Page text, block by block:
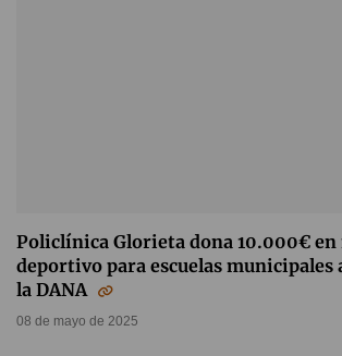
Policlínica Glorieta dona 10.000€
deportivo para escuelas municipales
la DANA
08 de mayo de 2025